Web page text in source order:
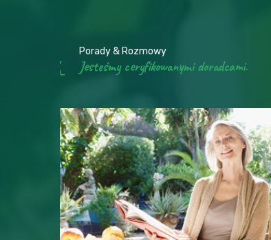
Sklep online & Ogrody Hildegardy
Sklep online Ogrody Hildegardy
Sklep online & Ogrody Hildegardy
Sklep online Ogrody Hildegardy
WIĘCEJ